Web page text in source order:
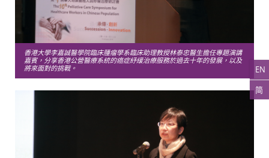
EN
简
香港大學李嘉誠醫學院臨床腫瘤學系臨床助理教授林泰忠醫生擔任專題演講
嘉賓，分享香港公營醫療系統的癌症紓緩治療服務於過去十年的發展，以及
將來面對的挑戰。